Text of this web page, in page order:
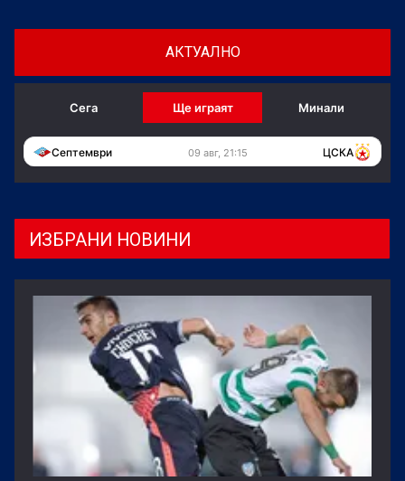
АКТУАЛНО
Сега Ще играят Минали
Септември 09 авг, 21:15 ЦСКА
ИЗБРАНИ НОВИНИ